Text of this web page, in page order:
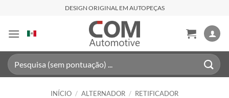
content
DESIGN ORIGINAL EM AUTOPEÇAS
Pesquisar
por:
INÍCIO / ALTERNADOR / RETIFICADOR